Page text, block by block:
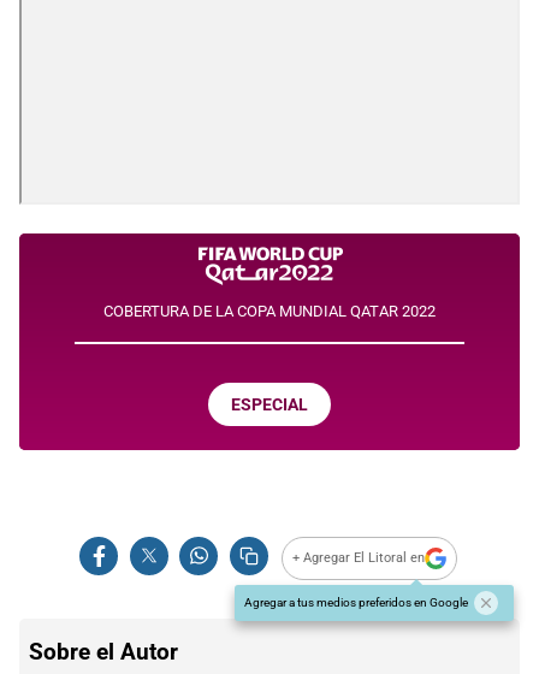
COBERTURA DE LA COPA MUNDIAL QATAR 2022
ESPECIAL
+ Agregar El Litoral en
Agregar a tus medios preferidos en Google
Sobre el Autor